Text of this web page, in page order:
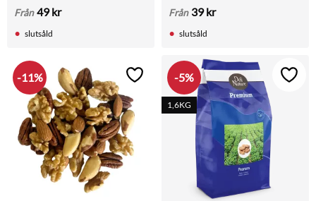
Från 49kr
slutsåld
energitillskott, belöning eller
Från 39kr
slutsåld
11% Lägg till i favoriter
5%
1,6KG
Lägg